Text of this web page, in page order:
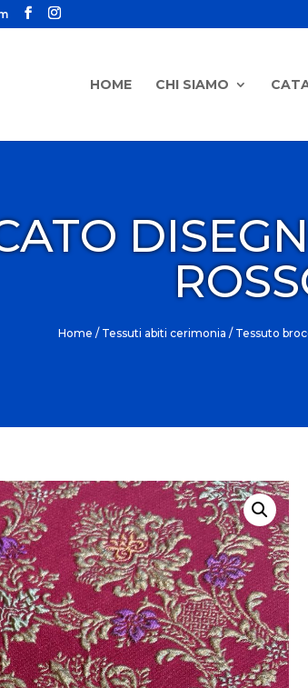
HOME CHI SIAMO
Home / Tessuti abiti cerimonia / Tessuto